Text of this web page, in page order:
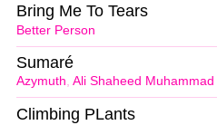
Better Person
Bring Me To Tears
Azymuth, Ali Shaheed Muhammad
Sumaré
Climbing PLants